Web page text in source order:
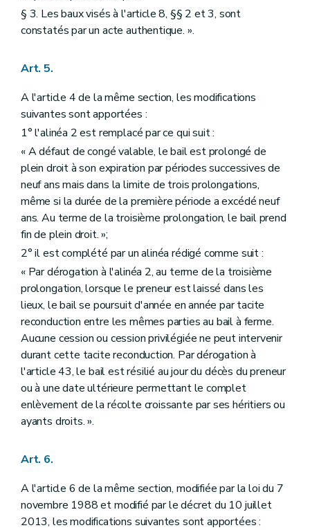
§ 3. Les baux visés à l'article 8, §§ 2 et 3, sont
constatés par un acte authentique. ».
Art. 5.
A l'article 4 de la même section, les modifications
suivantes sont apportées :
1° l'alinéa 2 est remplacé par ce qui suit :
« A défaut de congé valable, le bail est prolongé de
plein droit à son expiration par périodes successives de
neuf ans mais dans la limite de trois prolongations,
même si la durée de la première période a excédé neuf
ans. Au terme de la troisième prolongation, le bail prend
fin de plein droit. »;
2° il est complété par un alinéa rédigé comme suit :
« Par dérogation à l'alinéa 2, au terme de la troisième
prolongation, lorsque le preneur est laissé dans les
lieux, le bail se poursuit d'année en année par tacite
reconduction entre les mêmes parties au bail à ferme.
Aucune cession ou cession privilégiée ne peut intervenir
durant cette tacite reconduction. Par dérogation à
l'article 43, le bail est résilié au jour du décès du preneur
ou à une date ultérieure permettant le complet
enlèvement de la récolte croissante par ses héritiers ou
ayants droits. ».
Art. 6.
A l'article 6 de la même section, modifiée par la loi du 7
novembre 1988 et modifié par le décret du 10 juillet
2013, les modifications suivantes sont apportées :